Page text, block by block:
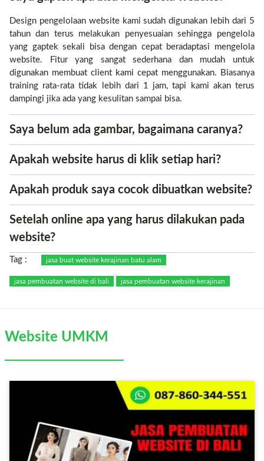
Design pengelolaan website kami sudah digunakan lebih dari 5
tahun dan terus melakukan penyesuaian sehingga pengelola
yang gaptek sekali bisa dengan cepat beradaptasi mengelola
website. Fitur yang sangat sederhana dan mudah untuk
digunakan membuat client kami cepat menggunakan. Biasanya
training rata-rata tidak lebih dari 1 jam, tapi kami akan terus
dampingi jika ada yang kesulitan sampai bisa.
Saya belum ada gambar, bagaimana caranya?
Apakah website harus di klik setiap hari?
Apakah produk saya cocok dibuatkan website?
Setelah online apa yang harus dilakukan pada
website?
Tag : jasa buat website kerajinan batu alam
jasa pembuatan website di bali jasa pembuatan website kerajinan
Website UMKM